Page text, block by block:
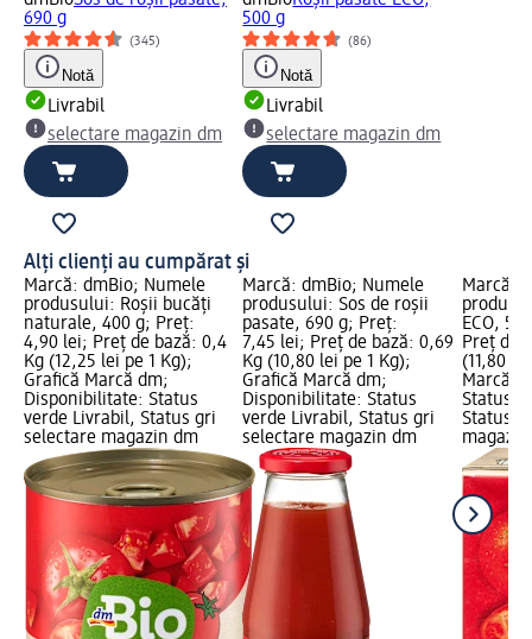
690 g
(345)
Notă
Livrabil
selectare magazin dm
500 g
(86)
Notă
Livrabil
selectare magazin dm
Alți clienți au cumpărat și
Marcă: dmBio; Numele
produsului: Roșii bucăți
naturale, 400 g; Preț:
4,90 lei; Preț de bază: 0,4
Kg (12,25 lei pe 1 Kg);
Grafică Marcă dm;
Disponibilitate: Status
verde Livrabil, Status gri
selectare magazin dm
Marcă: dmBio; Numele
produsului: Sos de roșii
pasate, 690 g; Preț:
7,45 lei; Preț de bază: 0,69
Kg (10,80 lei pe 1 Kg);
Grafică Marcă dm;
Disponibilitate: Status
verde Livrabil, Status gri
selectare magazin dm
Marcă:
ECO,
Preț de
(11,80
Marcă
Status
Status